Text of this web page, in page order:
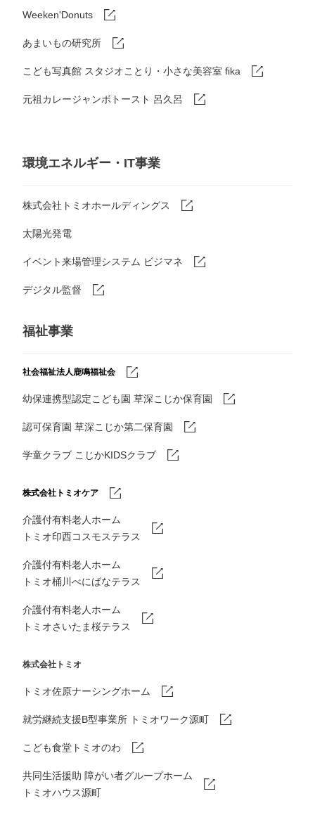
Weeken'Donuts
あまいもの研究所
こども写真館 スタジオことり・小さな美容室 fika
元祖カレージャンボトースト 呂久呂
環境エネルギー・IT事業
株式会社トミオホールディングス
太陽光発電
イベント来場管理システム ビジマネ
デジタル監督
福祉事業
社会福祉法人鹿鳴福祉会
幼保連携型認定こども園 草深こじか保育園
認可保育園 草深こじか第二保育園
学童クラブ こじかKIDSクラブ
株式会社トミオケア
介護付有料老人ホーム
トミオ印西コスモステラス
介護付有料老人ホーム
トミオ桶川べにばなテラス
介護付有料老人ホーム
トミオさいたま桜テラス
株式会社トミオ
トミオ佐原ナーシングホーム
就労継続支援B型事業所 トミオワーク源町
こども食堂トミオのわ
共同生活援助 障がい者グループホーム
トミオハウス源町